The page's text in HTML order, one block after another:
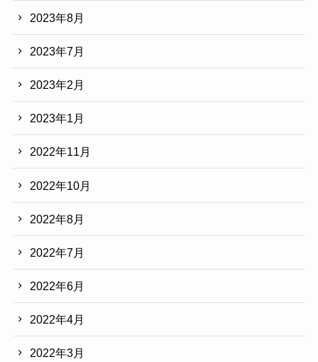
2023年8月
2023年7月
2023年2月
2023年1月
2022年11月
2022年10月
2022年8月
2022年7月
2022年6月
2022年4月
2022年3月